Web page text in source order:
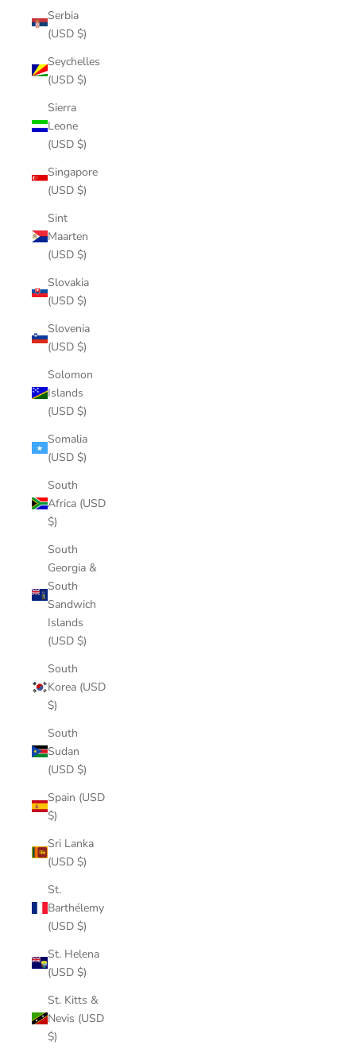
Serbia
(USD $)
Seychelles
(USD $)
Sierra
Leone
(USD $)
Singapore
(USD $)
Sint
Maarten
(USD $)
Slovakia
(USD $)
Slovenia
(USD $)
Solomon
Islands
(USD $)
Somalia
(USD $)
South
Africa (USD
$)
South
Georgia &
South
Sandwich
Islands
(USD $)
South
Korea (USD
$)
South
Sudan
(USD $)
Spain (USD
$)
Sri Lanka
(USD $)
St.
Barthélemy
(USD $)
St. Helena
(USD $)
St. Kitts &
Nevis (USD
$)